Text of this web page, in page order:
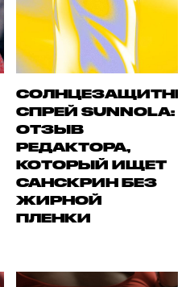
СПРЕЙ SUNNOLA:
ОТЗЫВ
РЕДАКТОРА,
КОТОРЫЙ ИЩЕТ
САНСКРИН БЕЗ
ЖИРНОЙ
ПЛЕНКИ